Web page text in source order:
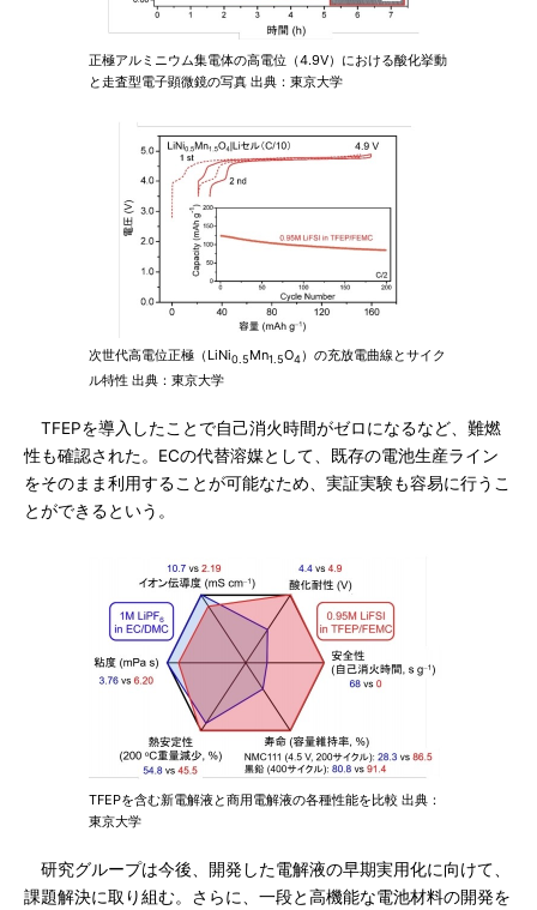
正極アルミニウム集電体の高電位（4.9V）における酸化挙動
と走査型電子顕微鏡の写真 出典：東京大学
次世代高電位正極（LiNi0.5Mn1.5O4）の充放電曲線とサイク
ル特性 出典：東京大学
TFEPを導入したことで自己消火時間がゼロになるなど、難燃
性も確認された。ECの代替溶媒として、既存の電池生産ライン
をそのまま利用することが可能なため、実証実験も容易に行うこ
とができるという。
TFEPを含む新電解液と商用電解液の各種性能を比較 出典：
東京大学
研究グループは今後、開発した電解液の早期実用化に向けて、
課題解決に取り組む。さらに、一段と高機能な電池材料の開発を